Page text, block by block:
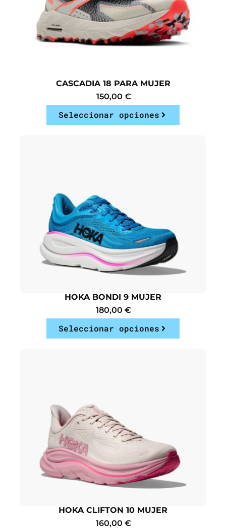
CASCADIA 18 PARA MUJER
150,00 €
Seleccionar opciones
HOKA BONDI 9 MUJER
180,00 €
Seleccionar opciones
HOKA CLIFTON 10 MUJER
160,00 €